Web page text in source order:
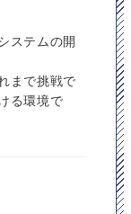
ステムの開
まで挑戦で
る環境で